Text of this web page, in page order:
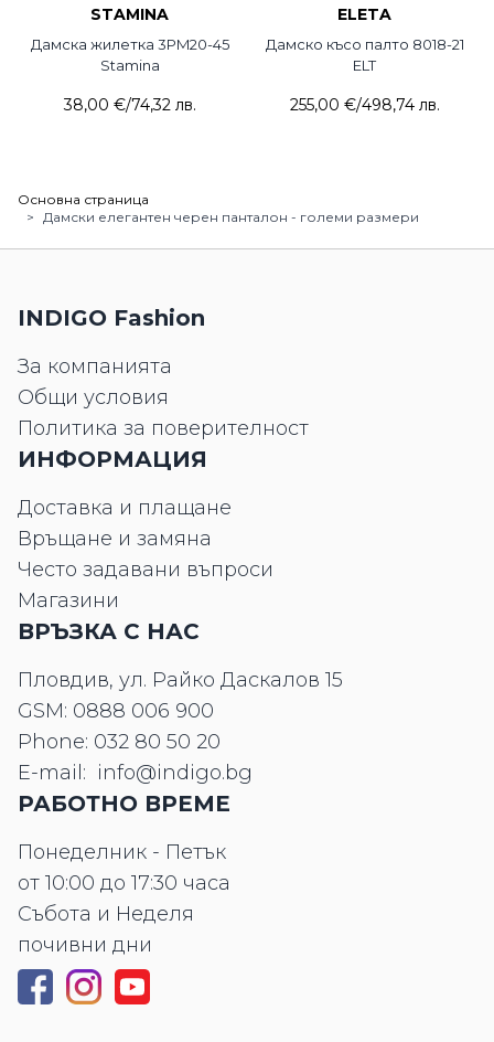
STAMINA
Дамска жилетка 3PM20-45
Stamina
38,00 €/74,32 лв.
ELETA
Дамско късо палто 8018-21
ELT
255,00 €/498,74 лв.
Основна страница
> Дамски елегантен черен панталон - големи размери
INDIGO Fashion
За компанията
Общи условия
Политика за поверителност
ИНФОРМАЦИЯ
Доставка и плащане
Връщане и замяна
Често задавани въпроси
Магазини
ВРЪЗКА С НАС
Пловдив, ул. Райко Даскалов 15
GSM: 0888 006 900
Phone: 032 80 50 20
E-mail: info@indigo.bg
РАБОТНО ВРЕМЕ
Понеделник - Петък
от 10:00 до 17:30 часа
Събота и Неделя
почивни дни